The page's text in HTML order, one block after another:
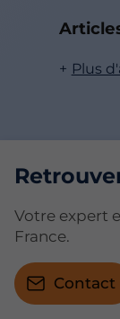
Plus
Votre expert
France.
Contact